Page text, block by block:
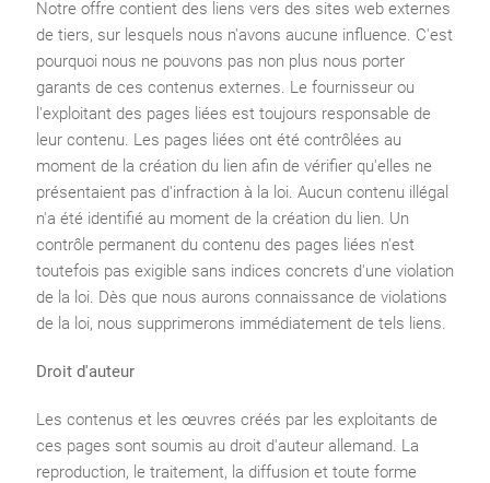
Notre offre contient des liens vers des sites web externes
de tiers, sur lesquels nous n'avons aucune influence. C'est
pourquoi nous ne pouvons pas non plus nous porter
garants de ces contenus externes. Le fournisseur ou
l'exploitant des pages liées est toujours responsable de
leur contenu. Les pages liées ont été contrôlées au
moment de la création du lien afin de vérifier qu'elles ne
présentaient pas d'infraction à la loi. Aucun contenu illégal
n'a été identifié au moment de la création du lien. Un
contrôle permanent du contenu des pages liées n'est
toutefois pas exigible sans indices concrets d'une violation
de la loi. Dès que nous aurons connaissance de violations
de la loi, nous supprimerons immédiatement de tels liens.
Droit d'auteur
Les contenus et les œuvres créés par les exploitants de
ces pages sont soumis au droit d'auteur allemand. La
reproduction, le traitement, la diffusion et toute forme